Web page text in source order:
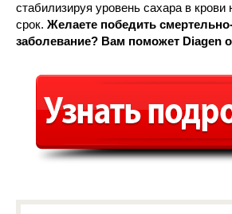
стабилизируя уровень сахара в
срок. Желаете победить
заболевание? Вам поможет Diagen